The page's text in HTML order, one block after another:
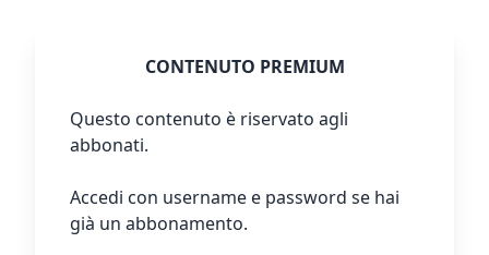
CONTENUTO PREMIUM
Questo contenuto è riservato agli
abbonati.
Accedi con username e password se hai
già un abbonamento.